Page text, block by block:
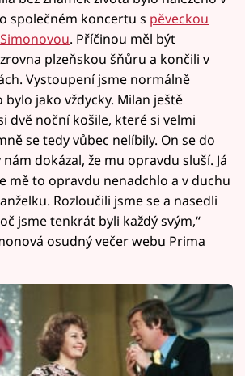
společném koncertu s pěveckou
. Příčinou měl být
plzeňskou šňůru a končili v
Vystoupení jsme normálně
jako vždycky. Milan ještě
dvě noční košile, které si velmi
se tedy vůbec nelíbily. On se do
dokázal, že mu opravdu sluší. Já
mě to opravdu nenadchlo a v duchu
Rozloučili jsme se a nasedli
jsme tenkrát byli každý svým,“
osudný večer webu Prima